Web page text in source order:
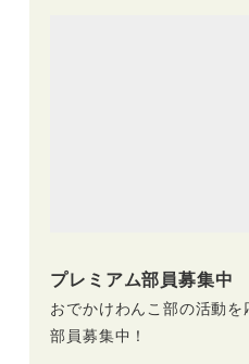
プレミアム部員募集中
おでかけわんこ部の活動
部員募集中！